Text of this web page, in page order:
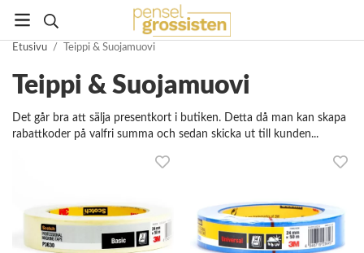
Etusivu / Teippi & Suojamuovi
Teippi & Suojamuovi
Det går bra att sälja presentkort i butiken. Detta då man kan skapa
rabattkoder på valfri summa och sedan skicka ut till kunden...